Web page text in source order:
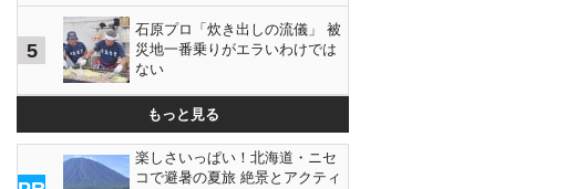
5
石原プロ「炊き出しの流儀」 被
災地一番乗りがエラいわけでは
ない
もっと見る
楽しさいっぱい！北海道・ニセ
コで避暑の夏旅 絶景とアクティ